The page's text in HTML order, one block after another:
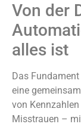
Von der
alles ist
Das
eine
von
Misstrauen –